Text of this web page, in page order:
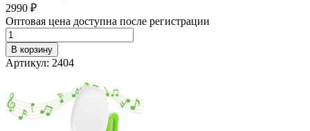
2990 ₽
Оптовая цена доступна после регистрации
В корзину
Артикул: 2404